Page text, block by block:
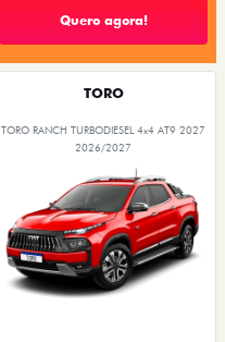
Quero agora!
TORO
TORO RANCH TURBODIESEL 4x4 AT9 2027
2026/2027